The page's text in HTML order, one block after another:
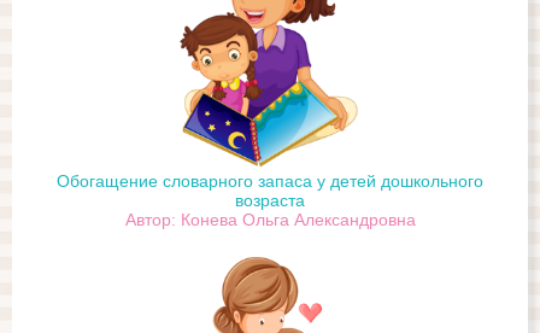
Обогащение словарного запаса у детей дошкольного
возраста
Автор: Конева Ольга Александровна